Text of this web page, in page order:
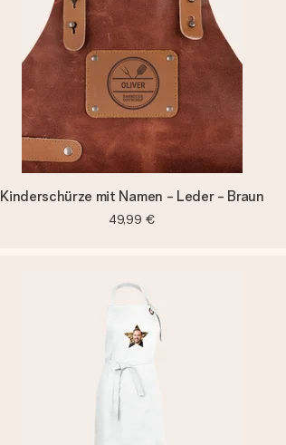
Kinderschürze mit Namen - Leder - Braun
49,99 €